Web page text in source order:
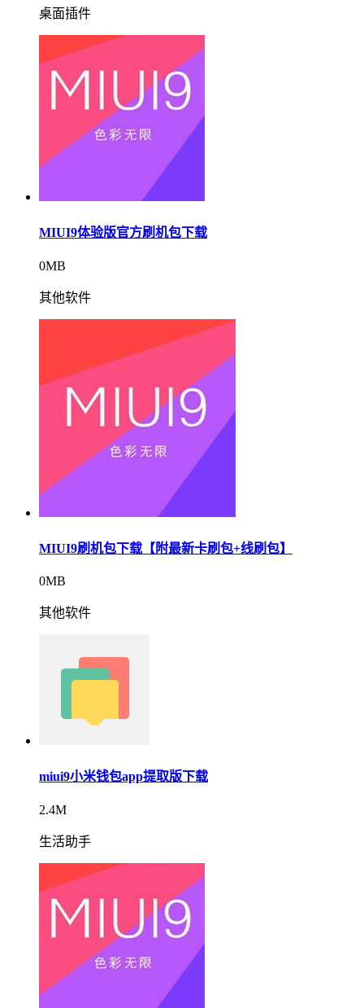
桌面插件
MIUI9体验版官方刷机包下载
0MB
其他软件
MIUI9刷机包下载【附最新卡刷包+线刷包】
0MB
其他软件
miui9小米钱包app提取版下载
2.4M
生活助手